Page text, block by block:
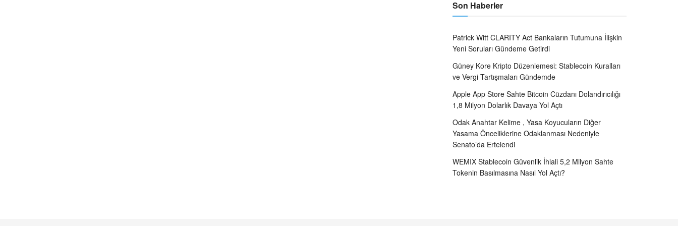
Son Haberler
Patrick Witt CLARITY Act Bankaların Tutumuna İlişkin
Yeni Soruları Gündeme Getirdi
Güney Kore Kripto Düzenlemesi: Stablecoin Kuralları
ve Vergi Tartışmaları Gündemde
Apple App Store Sahte Bitcoin Cüzdanı Dolandırıcılığı
1,8 Milyon Dolarlık Davaya Yol Açtı
Odak Anahtar Kelime , Yasa Koyucuların Diğer
Yasama Önceliklerine Odaklanması Nedeniyle
Senato’da Ertelendi
WEMIX Stablecoin Güvenlik İhlali 5,2 Milyon Sahte
Tokenin Basılmasına Nasıl Yol Açtı?